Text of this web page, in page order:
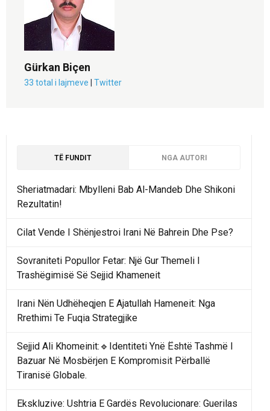
Gürkan Biçen
33 total i lajmeve Twitter
TË FUNDIT NGA AUTORI
Sheriatmadari: Mbylleni Bab Al-Mandeb Dhe Shikoni
Rezultatin!
Cilat Vende I Shënjestroi Irani Në Bahrein Dhe Pse?
Sovraniteti Popullor Fetar: Një Gur Themeli I
Trashëgimisë Së Sejjid Khameneit
Irani Nën Udhëheqjen E Ajatullah Hameneit: Nga
Rrethimi Te Fuqia Strategjike
Sejjid Ali Khomeinit:🔹Identiteti Ynë Është Tashmë I
Bazuar Në Mosbërjen E Kompromisit Përballë
Tiranisë Globale.
Ekskluzive: Ushtria E Gardës Revolucionare: Guerilas